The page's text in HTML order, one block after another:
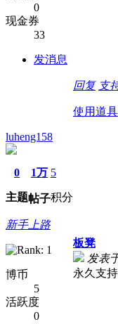
0
现金券
33
发消息
回复 支
使用道具
luheng158
0
主题
1万
帖子
5
积分
新手上路
博币
5
活跃度
0
板凳
发表
永久支